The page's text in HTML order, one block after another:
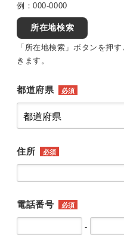
例：000-0000
所在地検索
「所在地検索」ボタンを押
きます。
都道府県 必須
住所 必須
電話番号 必須
-